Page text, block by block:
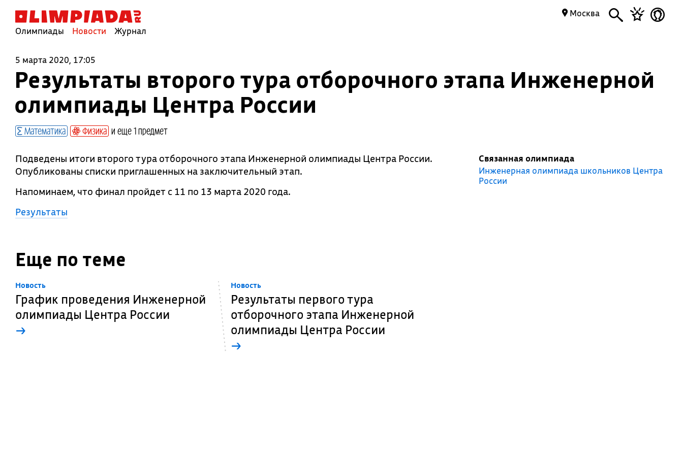
Олимпиады Новости Журнал
Москва
5 марта 2020, 17:05
Результаты второго тура отборочного этапа Инженерной
олимпиады Центра России
Математика Физика и еще 1 предмет
Подведены итоги второго тура отборочного этапа Инженерной олимпиады Центра России.
Опубликованы списки приглашенных на заключительный этап.
Напоминаем, что финал пройдет с 11 по 13 марта 2020 года.
Результаты
Связанная олимпиада
Инженерная олимпиада школьников Центра
России
Еще по теме
Новость
График проведения Инженерной
олимпиады Центра России
→
Новость
Результаты первого тура
отборочного этапа Инженерной
олимпиады Центра России
→